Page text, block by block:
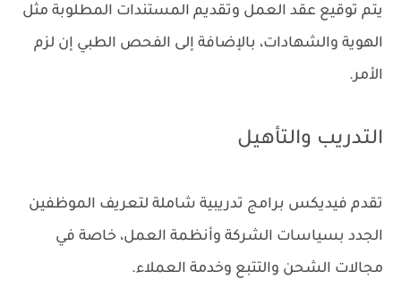
يتم توقيع عقد العمل وتقديم المستندات المطلوبة مثل
الهوية والشهادات، بالإضافة إلى الفحص الطبي إن لزم
الأمر.
التدريب والتأهيل
تقدم فيديكس برامج تدريبية شاملة لتعريف الموظفين
الجدد بسياسات الشركة وأنظمة العمل، خاصة في
مجالات الشحن والتتبع وخدمة العملاء.